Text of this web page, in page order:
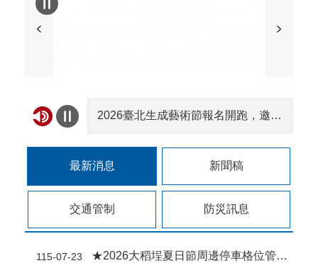
2026臺北生成藝術節報名開跑，邀你用AI創作臺北！
臺北市第92次酒（毒）駕及拒測累犯名單公布30名 吳泓達毒駕累犯4次、張明正酒駕累犯4次最多
本市114年1至5月交通事故死亡累計23人，機車13人，行人6人，請注意路況小心駕駛
車輛左轉時應過路口中線再左轉
最新消息 新聞稿
交通管制 防災訊息
115-07-23 ★2026大稻埕夏日節周邊停車格位管制公告